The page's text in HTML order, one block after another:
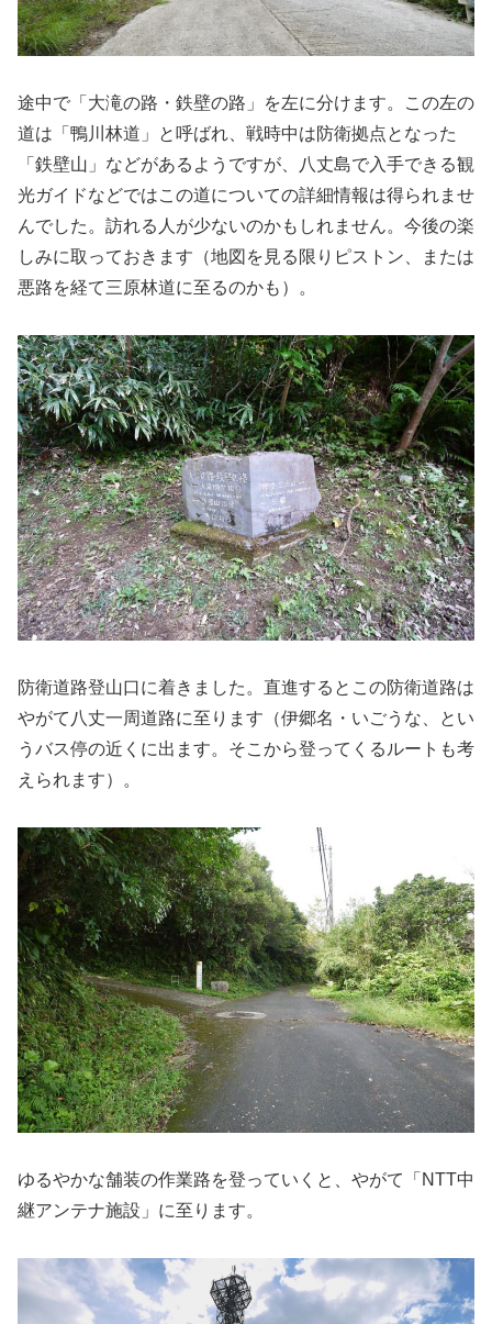
途中で「大滝の路・鉄壁の路」を左に分けます。この左の
道は「鴨川林道」と呼ばれ、戦時中は防衛拠点となった
「鉄壁山」などがあるようですが、八丈島で入手できる観
光ガイドなどではこの道についての詳細情報は得られませ
んでした。訪れる人が少ないのかもしれません。今後の楽
しみに取っておきます（地図を見る限りピストン、または
悪路を経て三原林道に至るのかも）。
防衛道路登山口に着きました。直進するとこの防衛道路は
やがて八丈一周道路に至ります（伊郷名・いごうな、とい
うバス停の近くに出ます。そこから登ってくるルートも考
えられます）。
ゆるやかな舗装の作業路を登っていくと、やがて「NTT中
継アンテナ施設」に至ります。